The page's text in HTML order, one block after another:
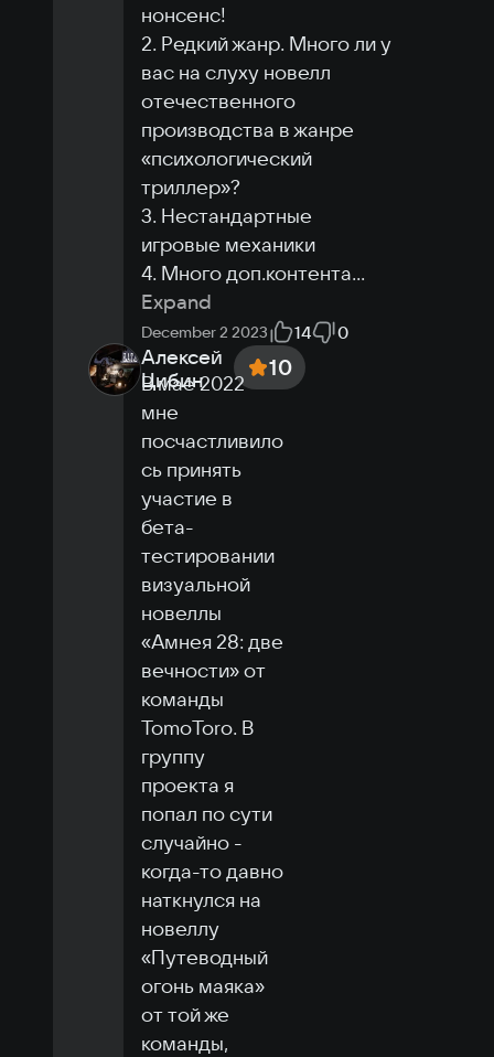
нонсенс!
2. Редкий жанр. Много ли у
вас на слуху новелл
отечественного
производства в жанре
«психологический
триллер»?
3. Нестандартные
игровые механики
4. Много доп.контента...
Expand
December 2 2023 14 0
Алексей
Цибин
10
В мае 2022
мне
посчастливило
сь принять
участие в
бета-
тестировании
визуальной
новеллы
«Амнея 28: две
вечности» от
команды
TomoToro. В
группу
проекта я
попал по сути
случайно -
когда-то давно
наткнулся на
новеллу
«Путеводный
огонь маяка»
от той же
команды,